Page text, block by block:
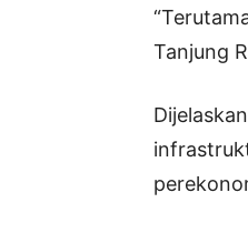
Tanjung